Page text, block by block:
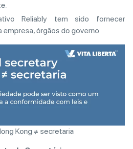
Reliably tem sido fornecer
empresa, órgãos do governo
Kong ≠ secretaria